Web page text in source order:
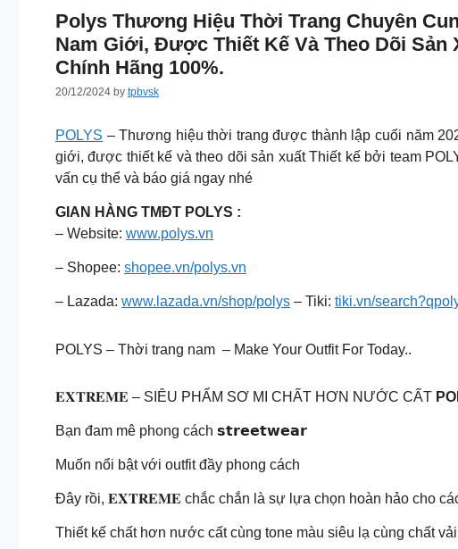
Polys Thương Hiệu Thời Trang Chuyên
Nam Giới, Được Thiết Kế Và Theo Dõi Sản
Chính Hãng 100%.
20/12/2024 by tpbvsk
POLYS – Thương hiệu thời trang được thành lập cuối năm
giới, được thiết kế và theo dõi sản xuất Thiết kế bởi team
vấn cụ thể và báo giá ngay nhé
GIAN HÀNG TMĐT POLYS :
– Website: www.polys.vn
– Shopee: shopee.vn/polys.vn
– Lazada: www.lazada.vn/shop/polys – Tiki: tiki.vn/
POLYS – Thời trang nam – Make Your Outfit For Today..
𝐄𝐗𝐓𝐑𝐄𝐌𝐄 – SIÊU PHẨM SƠ MI CHẤT HƠN NƯỚC CẤT
Bạn đam mê phong cách 𝘀𝘁𝗿𝗲𝗲𝘁𝘄𝗲𝗮𝗿
Muốn nổi bật với outfit đầy phong cách
Đây rồi, 𝐄𝐗𝐓𝐑𝐄𝐌𝐄 chắc chắn là sự lựa chọn hoàn hảo cho
Thiết kế chất hơn nước cất cùng tone màu siêu lạ cùng chất